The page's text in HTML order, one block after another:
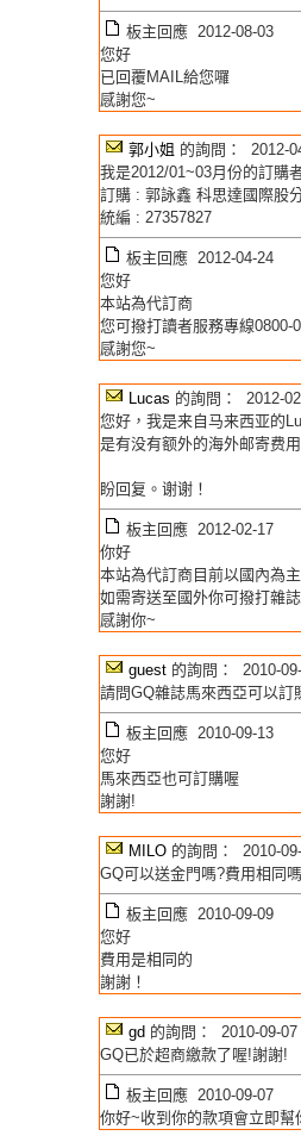
板主回應 2012-08-03
您好
已回覆MAIL給您囉
感謝您~
郭小姐 的詢問： 2012-
我是2012/01~03月份的訂購
訂購 : 郭詠鑫 科思達國際股
統編 : 27357827
板主回應 2012-04-24
您好
本站為代訂商
您可撥打讀者服務專線0800-
感謝您~
Lucas 的詢問： 2012-
您好，我是来自马来西亚的
是有没有额外的海外邮寄费
盼回复。谢谢！
板主回應 2012-02-17
你好
本站為代訂商目前以國內為主
如需寄送至國外你可撥打雜
感謝你~
guest 的詢問： 2010-
請問GQ雜誌馬來西亞可以訂
板主回應 2010-09-13
您好
馬來西亞也可訂購喔
謝謝!
MILO 的詢問： 2010-
GQ可以送金門嗎?費用相同
板主回應 2010-09-09
您好
費用是相同的
謝謝！
gd 的詢問： 2010-09-07
GQ已於超商繳款了喔!謝謝!
板主回應 2010-09-07
你好~收到你的款項會立即幫